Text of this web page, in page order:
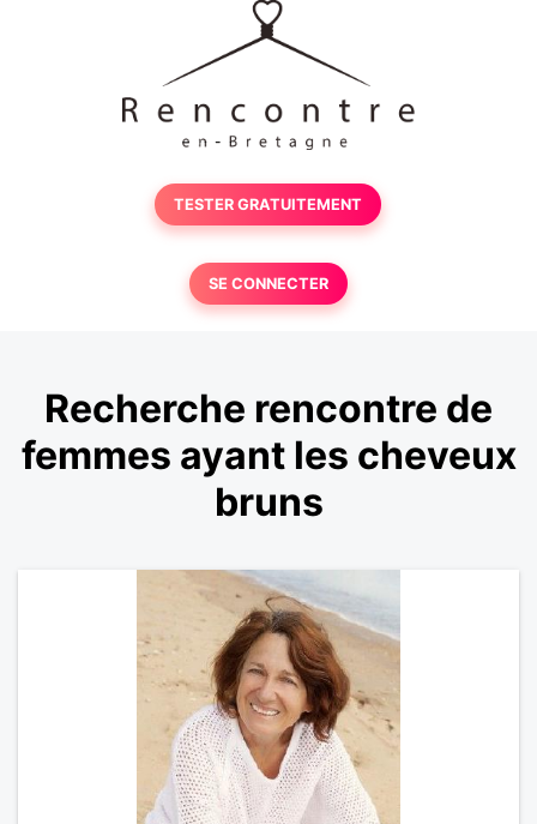
TESTER GRATUITEMENT
SE CONNECTER
Recherche rencontre de
femmes ayant les cheveux
bruns